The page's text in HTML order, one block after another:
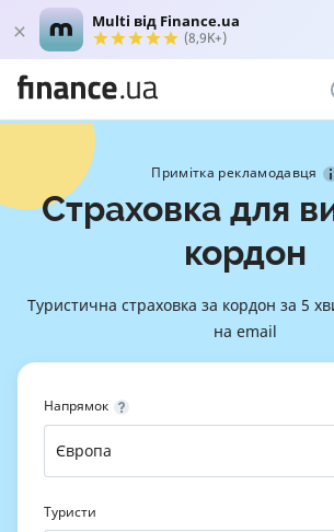
Multi від Finance.ua
(8,9K+)
Примітка рекламодавця
Страховка для
кордон
Туристична страховка за кордон за 5
на email
Напрямок
Туристи